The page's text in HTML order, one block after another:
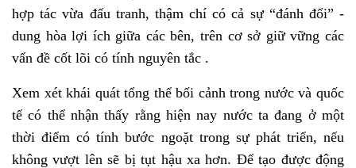
hợp tác vừa đấu tranh, thậm chí có cả sự “đánh đổi” -
dung hòa lợi ích giữa các bên, trên cơ sở giữ vững các
vấn đề cốt lõi có tính nguyên tắc .
Xem xét khái quát tổng thể bối cảnh trong nước và quốc
tế có thể nhận thấy rằng hiện nay nước ta đang ở một
thời điểm có tính bước ngoặt trong sự phát triển, nếu
không vượt lên sẽ bị tụt hậu xa hơn. Để tạo được động